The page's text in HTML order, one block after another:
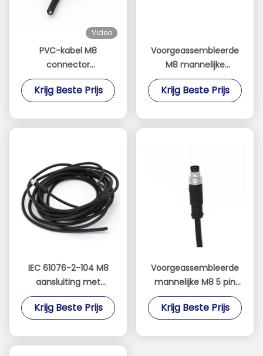
Video
PVC-kabel M8
connector
voorgeassembleerd
recht vrouwelijk 4 pin
Krijg Beste Prijs
Voorgeassembleerde
M8 mannelijke
connector 3 pin met
kabel rechtstreeks A-
Krijg Beste Prijs
IEC 61076-2-104 M8
aansluiting met
gegoten kabel rechte
man 4 pin A code PVC
Krijg Beste Prijs
Voorgeassembleerde
mannelijke M8 5 pin
connectoren IEC
61076-2-104 rechte B-
Krijg Beste Prijs